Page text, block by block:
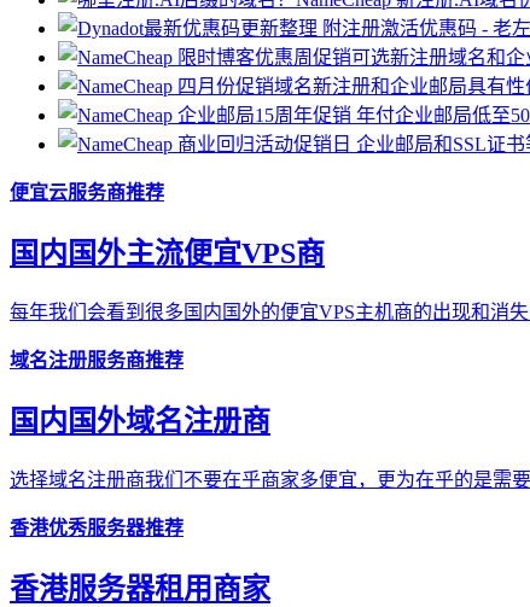
便宜云服务商推荐
国内国外主流便宜VPS商
每年我们会看到很多国内国外的便宜VPS主机商的出现和消
域名注册服务商推荐
国内国外域名注册商
选择域名注册商我们不要在乎商家多便宜，更为在乎的是需
香港优秀服务器推荐
香港服务器租用商家